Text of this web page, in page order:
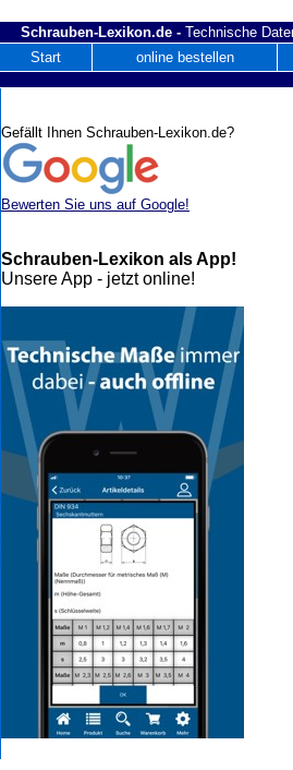
Schrauben-Lexikon.de - Technische
Start
online bestellen
Gefällt Ihnen Schrauben-Lexikon.de?
Bewerten Sie uns auf Google!
Schrauben-Lexikon als App!
Unsere App - jetzt online!